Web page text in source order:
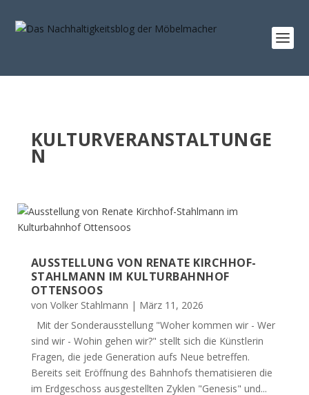
KULTURVERANSTALTUNGE
N
AUSSTELLUNG VON RENATE KIRCHHOF-
STAHLMANN IM KULTURBAHNHOF
OTTENSOOS
von Volker Stahlmann | März 11, 2026
Mit der Sonderausstellung "Woher kommen wir - Wer
sind wir - Wohin gehen wir?" stellt sich die Künstlerin
Fragen, die jede Generation aufs Neue betreffen.
Bereits seit Eröffnung des Bahnhofs thematisieren die
im Erdgeschoss ausgestellten Zyklen "Genesis" und...